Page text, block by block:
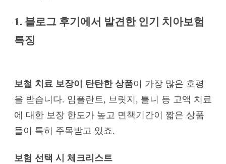
1. 블로그 후기에서 발견한 인기 치아보험
특징
보철 치료 보장이 탄탄한 상품이 가장 많은 호평
을 받습니다. 임플란트, 브릿지, 틀니 등 고액 치료
에 대한 보장 한도가 높고 면책기간이 짧은 상품
들이 특히 주목받고 있죠.
보험 선택 시 체크리스트